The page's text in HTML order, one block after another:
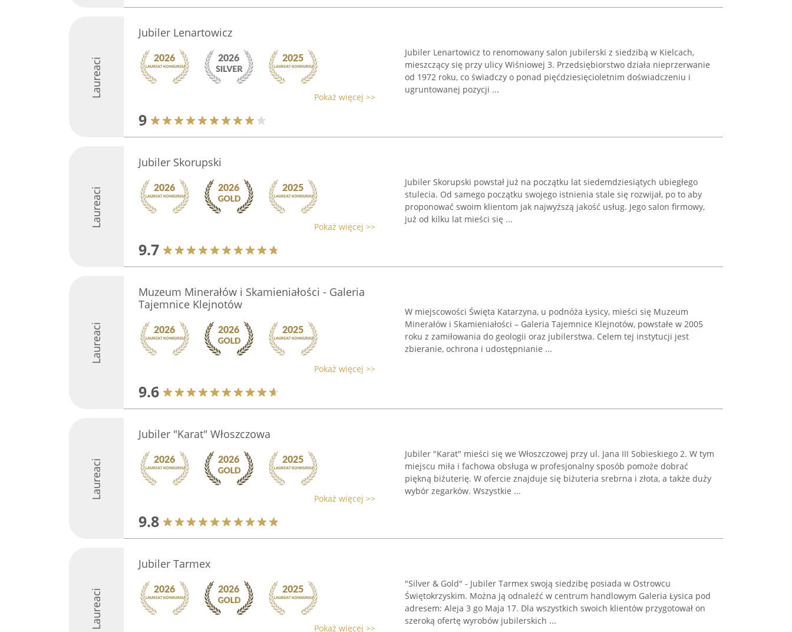
Laureaci
Jubiler Lenartowicz
Pokaż więcej >>
9
Jubiler Lenartowicz to renomowany salon jubilerski z siedzibą w Kielcach,
mieszczący się przy ulicy Wiśniowej 3. Przedsiębiorstwo działa nieprzerwanie
od 1972 roku, co świadczy o ponad pięćdziesięcioletnim doświadczeniu i
ugruntowanej pozycji ...
Laureaci
Jubiler Skorupski
Pokaż więcej >>
9.7
Jubiler Skorupski powstał już na początku lat siedemdziesiątych ubiegłego
stulecia. Od samego początku swojego istnienia stale się rozwijał, po to aby
proponować swoim klientom jak najwyższą jakość usług. Jego salon firmowy,
już od kilku lat mieści się ...
Laureaci
Muzeum Minerałów i Skamieniałości - Galeria
Tajemnice Klejnotów
Pokaż więcej >>
9.6
W miejscowości Święta Katarzyna, u podnóża Łysicy, mieści się Muzeum
Minerałów i Skamieniałości – Galeria Tajemnice Klejnotów, powstałe w 2005
roku z zamiłowania do geologii oraz jubilerstwa. Celem tej instytucji jest
zbieranie, ochrona i udostępnianie ...
Laureaci
Jubiler "Karat" Włoszczowa
Pokaż więcej >>
9.8
Jubiler "Karat" mieści się we Włoszczowej przy ul. Jana III Sobieskiego 2. W tym
miejscu miła i fachowa obsługa w profesjonalny sposób pomoże dobrać
piękną biżuterię. W ofercie znajduje się biżuteria srebrna i złota, a także duży
wybór zegarków. Wszystkie ...
Laureaci
Jubiler Tarmex
Pokaż więcej >>
"Silver & Gold" - Jubiler Tarmex swoją siedzibę posiada w Ostrowcu
Świętokrzyskim. Można ją odnaleźć w centrum handlowym Galeria Łysica pod
adresem: Aleja 3 go Maja 17. Dla wszystkich swoich klientów przygotował on
szeroką ofertę wyrobów jubilerskich ...